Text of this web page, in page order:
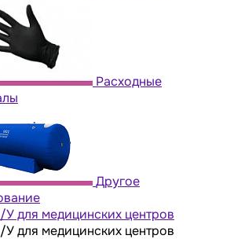
Расходные
Другое
для медицинских центров
для медицинских центров